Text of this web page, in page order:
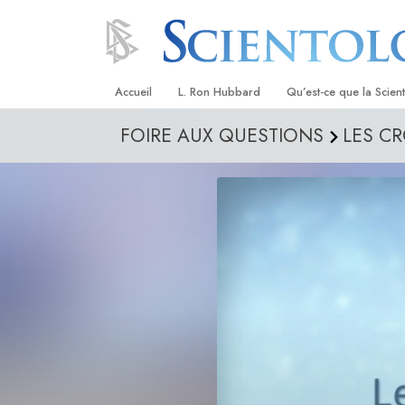
Accueil L. Ron Hubbard Qu’est-ce que la
Croyances et
Credos et Codes de
FOIRE AUX QUESTIONS LES